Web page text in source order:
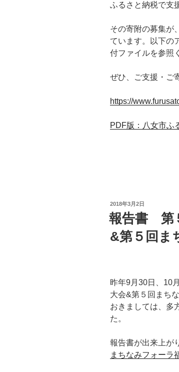
ふるさと納税で支
その寄附の募集が、
ています。
以下の
付ファイルを参照
ぜひ、ご支援・ご
https://
PDF版：八女市ふ
投
稿
日:
2018年3月2日
報告書 第
&第５回ま
昨年9月30日、10
大会&第５回まち
おきましては、多
た。
報告書が出来上が
まちなみフォーラ